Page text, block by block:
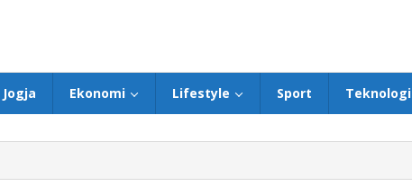
Jogja Ekonomi Lifestyle Sport Teknologi